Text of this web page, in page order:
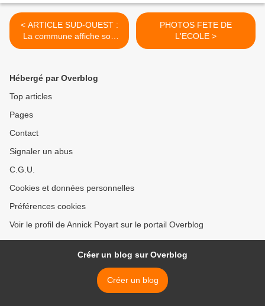
< ARTICLE SUD-OUEST :
La commune affiche son
soutien au don d'organes
PHOTOS FETE DE
L'ECOLE >
Hébergé par Overblog
Top articles
Pages
Contact
Signaler un abus
C.G.U.
Cookies et données personnelles
Préférences cookies
Voir le profil de Annick Poyart sur le portail Overblog
Créer un blog sur Overblog
Créer un blog